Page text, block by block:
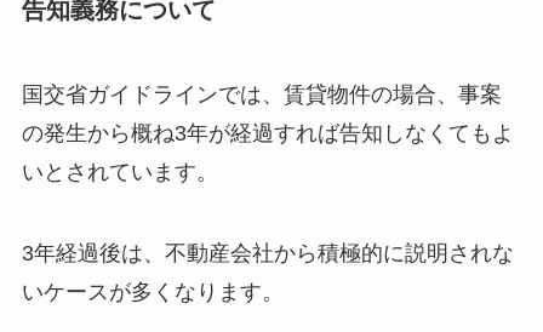
告知義務について
国交省ガイドラインでは、賃貸物件の場合、事案
の発生から概ね3年が経過すれば告知しなくてもよ
いとされています。
3年経過後は、不動産会社から積極的に説明されな
いケースが多くなります。